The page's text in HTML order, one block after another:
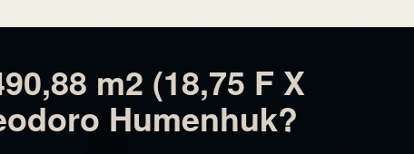
Este Imóvel Foi Publicado Em:
31/03/2023